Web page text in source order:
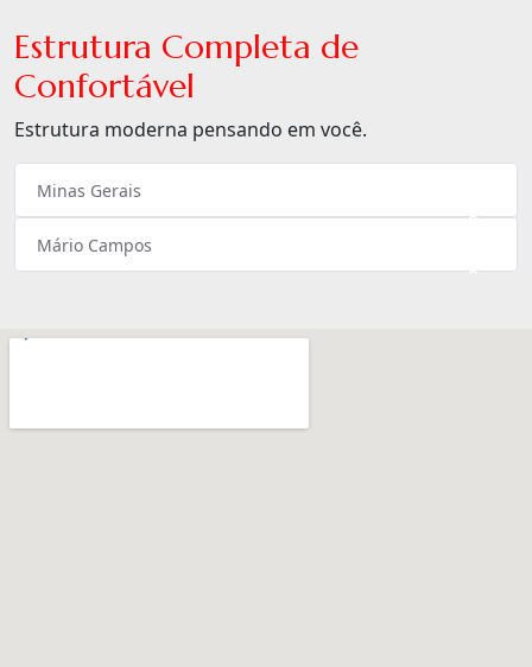
Estrutura Completa de
Confortável
Estrutura moderna pensando em você.
×
Minas Gerais
×
Mário Campos